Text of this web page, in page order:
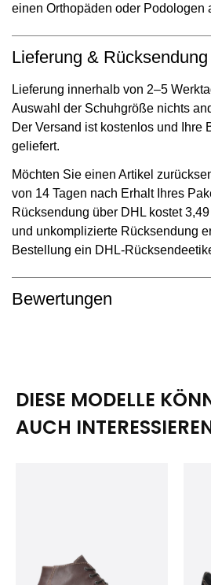
einen Orthopäden oder Podologen
Lieferung & Rücksendung
Lieferung innerhalb von 2–5
Auswahl der Schuhgröße nichts
Der Versand ist kostenlos und Ihre
geliefert.
Möchten Sie einen Artikel
von 14 Tagen nach Erhalt Ihres
Rücksendung über DHL kostet
und unkomplizierte Rücksendung
Bestellung ein DHL-
Bewertungen
DIESE MODELLE
AUCH